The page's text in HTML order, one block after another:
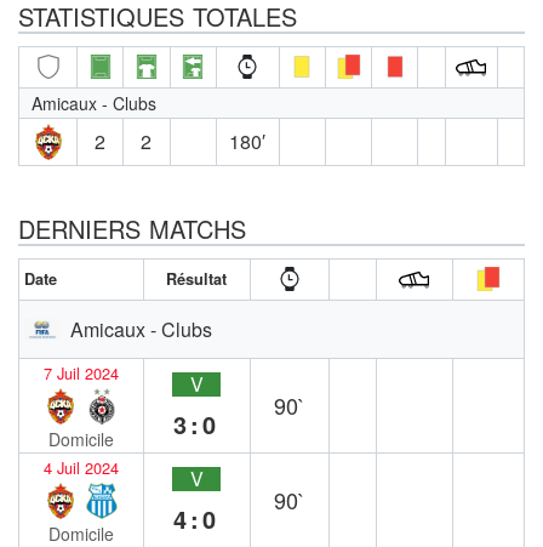
STATISTIQUES TOTALES
Amicaux - Clubs
2 2 180′
DERNIERS MATCHS
Date Résultat
Amicaux - Clubs
7 Juil 2024
Domicile
V
3:0
90`
4 Juil 2024
Domicile
V
4:0
90`